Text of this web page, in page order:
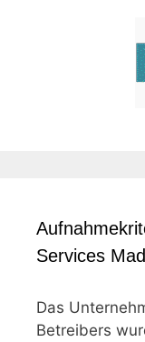
Services
Das
Betreibers